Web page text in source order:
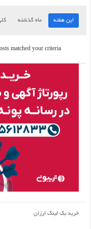
این هفته ماه گذشته
matched your criteria.
خرید بک لینک ارزان